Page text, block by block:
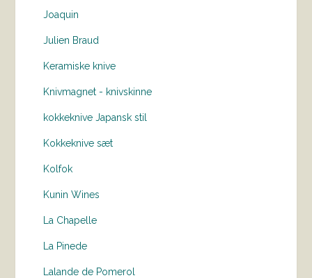
Joaquin
Julien Braud
Keramiske knive
Knivmagnet - knivskinne
kokkeknive Japansk stil
Kokkeknive sæt
Kolfok
Kunin Wines
La Chapelle
La Pinede
Lalande de Pomerol